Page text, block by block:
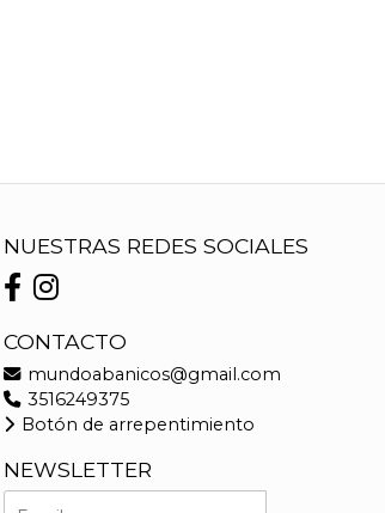
NUESTRAS REDES SOCIALES
CONTACTO
mundoabanicos@gmail.com
3516249375
Botón de arrepentimiento
NEWSLETTER